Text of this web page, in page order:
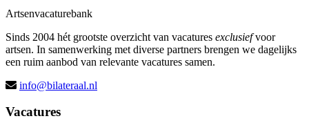
Artsenvacaturebank
Sinds 2004 hét grootste overzicht van vacatures exclusiefvoor
artsen. In samenwerking met diverse partners brengen we dagelijks
een ruim aanbod van relevante vacatures samen.
info@bilateraal.nl
Vacatures